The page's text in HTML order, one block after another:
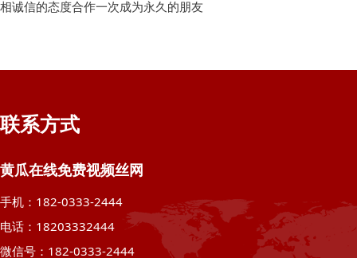
相诚信的态度合作一次成为永久的朋友
联系方式
黄瓜在线免费视频丝网
手机：182-0333-2444
电话：18203332444
微信号：182-0333-2444